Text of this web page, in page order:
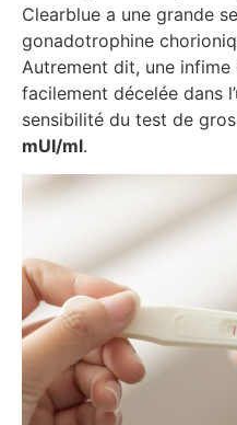
Clearblue a une grande
gonadotrophine
Autrement dit, une
facilement décelée dans
sensibilité du test de
mUI/ml.